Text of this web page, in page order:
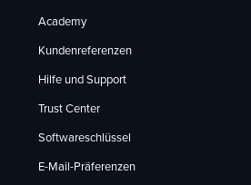
Academy
Kundenreferenzen
Hilfe und Support
Trust Center
Softwareschlüssel
E-Mail-Präferenzen